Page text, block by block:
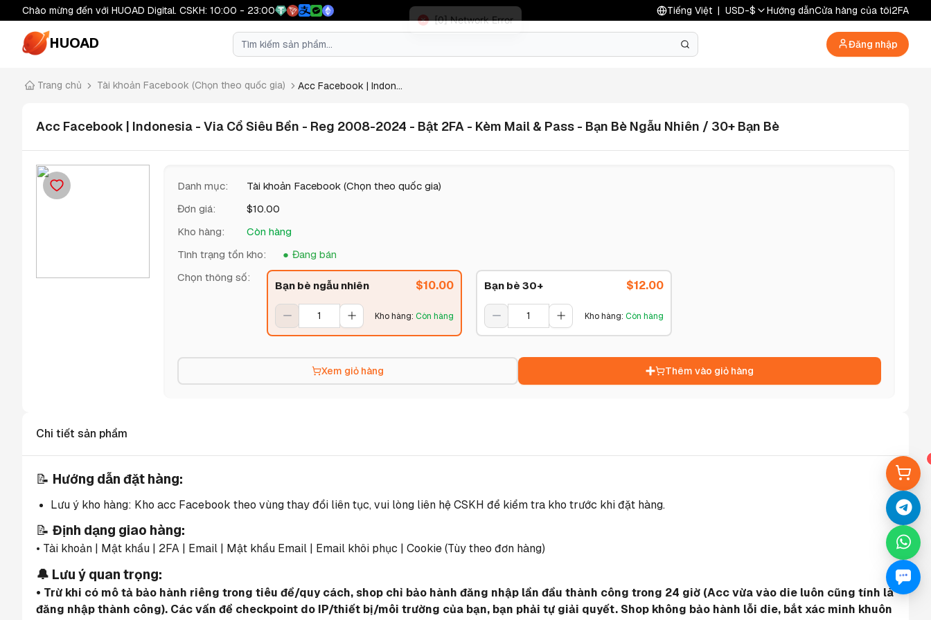
Chào mừng đến với HUOAD Digital. CSKH: 10:00 - 23:00 Tiếng Việt | USD-$ Hướng dẫnCửa hàng của tôi2FA
HUOAD Đăng nhập
Trang chủ Tài khoản Facebook (Chọn theo quốc gia) Acc Facebook | Indon...
Acc Facebook | Indonesia - Via Cổ Siêu Bền - Reg 2008-2024 - Bật 2FA - Kèm Mail & Pass - Bạn Bè Ngẫu Nhiên / 30+ Bạn Bè
Danh mục:
Tài khoản Facebook (Chọn theo quốc gia)
Đơn giá: $10.00
Kho hàng:
Còn hàng
Tình trạng tồn kho:
Đang bán
Chọn thông số:
Bạn bè ngẫu nhiên $10.00
Kho hàng: Còn hàng
Bạn bè 30+ $12.00
Kho hàng: Còn hàng
Xem giỏ hàng Thêm vào giỏ hàng
Chi tiết sản phẩm
📝 Hướng dẫn đặt hàng:
Lưu ý kho hàng: Kho acc Facebook theo vùng thay đổi liên tục, vui lòng liên hệ CSKH để kiểm tra kho trước khi đặt hàng.
📝 Định dạng giao hàng:
• Tài khoản | Mật khẩu | 2FA | Email | Mật khẩu Email | Email khôi phục | Cookie (Tùy theo đơn hàng)
🔔 Lưu ý quan trọng:
• Trừ khi có mô tả bảo hành riêng trong tiêu đề/quy cách, shop chỉ bảo hành đăng nhập lần đầu thành công trong 24 giờ (Acc vừa vào die luôn cũng tính là
đăng nhập thành công). Các vấn đề checkpoint do IP/thiết bị/môi trường của bạn, bạn phải tự giải quyết. Shop không bảo hành lỗi die, bắt xác minh khuôn